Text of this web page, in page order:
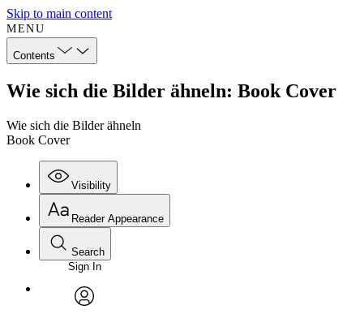
Skip to main content
MENU
Contents
Wie sich die Bilder ähneln: Book Cover
Wie sich die Bilder ähneln
Book Cover
Visibility
Reader Appearance
Search
Sign In